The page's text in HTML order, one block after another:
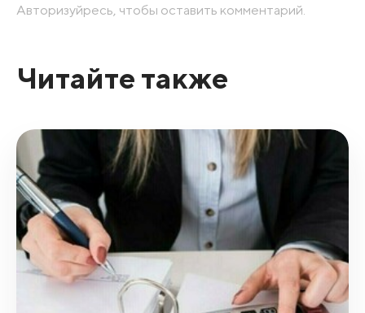
Авторизуйресь, чтобы оставить комментарий.
Читайте также